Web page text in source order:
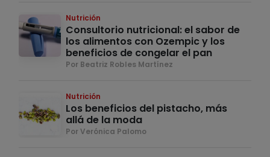
Nutrición
Consultorio nutricional: el sabor de
los alimentos con Ozempic y los
beneficios de congelar el pan
Por Beatriz Robles Martínez
Nutrición
Los beneficios del pistacho, más
allá de la moda
Por Verónica Palomo